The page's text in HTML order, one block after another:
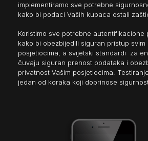
implementiramo sve potrebne
kako bi podaci Vaših kupaca ostali
Koristimo sve potrebne autentifikacione
kako bi obezbijedili siguran pristup svim
posjetiocima, a svijetski standardi za
čuvaju siguran prenost podataka i
privatnost Vašim posjetiocima.
jedan od koraka koji doprinose